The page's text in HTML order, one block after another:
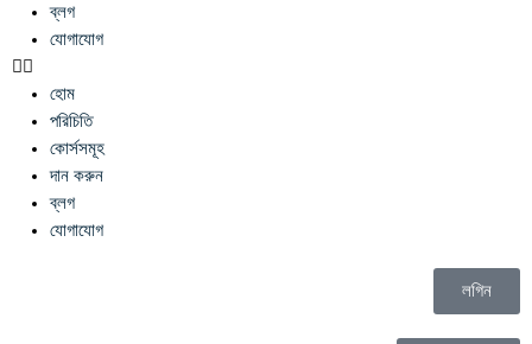
ব্লগ
যোগাযোগ
হোম
পরিচিতি
কোর্সসমূহ
দান করুন
ব্লগ
যোগাযোগ
লগিন